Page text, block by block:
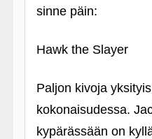
sinne päin:
Hawk the Slayer
Paljon kivoja
kokonaisudessa.
kypärässään on